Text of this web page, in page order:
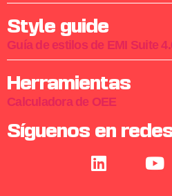
Style guide
Guía de estilos de EMI Suite
Herramientas
Calculadora de OEE
Síguenos en